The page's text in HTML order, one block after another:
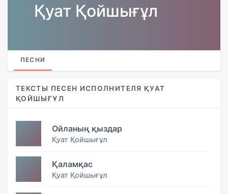
Қуат Қойшығұл
ПЕСНИ
ТЕКСТЫ ПЕСЕН ИСПОЛНИТЕЛЯ ҚУАТ
ҚОЙШЫҒҰЛ
Ойланың қыздар
Қуат Қойшығұл
Қаламқас
Қуат Қойшығұл